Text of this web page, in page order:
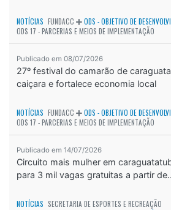
NOTÍCIAS FUNDACC
ODS - OBJETIVO DE
ODS 17 - PARCERIAS E MEIOS DE IMPLEMENTAÇÃO
Publicado em 08/07/2026
27º festival do camarão de
caiçara e fortalece economia local
NOTÍCIAS FUNDACC
ODS - OBJETIVO DE
ODS 17 - PARCERIAS E MEIOS DE IMPLEMENTAÇÃO
Publicado em 14/07/2026
Circuito mais mulher em
para 3 mil vagas gratuitas a partir
NOTÍCIAS SECRETARIA DE ESPORTES E RECREAÇÃO